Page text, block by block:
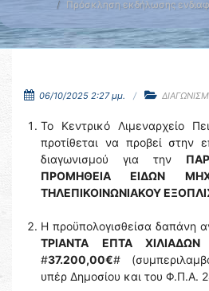
Πρόσκληση εκδήλωσης
06/10/2025 2:27 μμ.
To Κεντρικό Λιμεναρχείο
προτίθεται να προβεί στην
διαγωνισμού για την
ΠΡΟΜΗΘΕΙΑ ΕΙΔΩΝ
ΤΗΛΕΠΙΚΟΙΝΩΝΙΑΚΟΥ
Η προϋπολογισθείσα δαπάνη
ΤΡΙΑΝΤΑ ΕΠΤΑ
#37.200,00€#
υπέρ Δημοσίου και του Φ.Π.Α.